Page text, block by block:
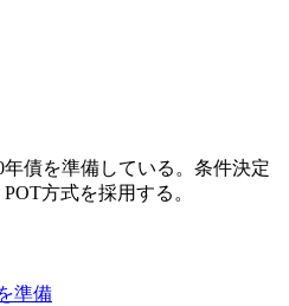
債を準備している。条件決定
方式を採用する。
準備